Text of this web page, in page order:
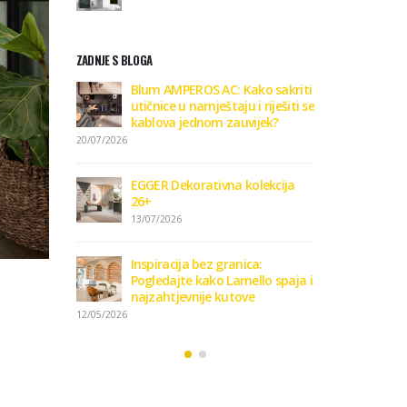
ZADNJE S BLOGA
26+
format
Blum AMPEROS AC: Kako sakriti
utičnice u namještaju i riješiti se
kablova jednom zauvijek?
20/07/2026
EGGER Dekorativna kolekcija
26+
13/07/2026
Inspiracija bez granica:
Pogledajte kako Lamello spaja i
najzahtjevnije kutove
12/05/2026